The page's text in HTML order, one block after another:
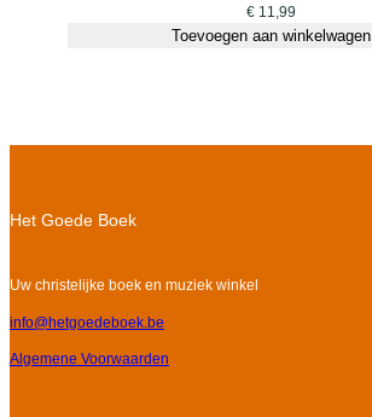
€11,99
Toevoegen aan winkelwagen
Het Goede Boek
Uw christelijke boek en muziek winkel
info@hetgoedeboek.be
Algemene Voorwaarden